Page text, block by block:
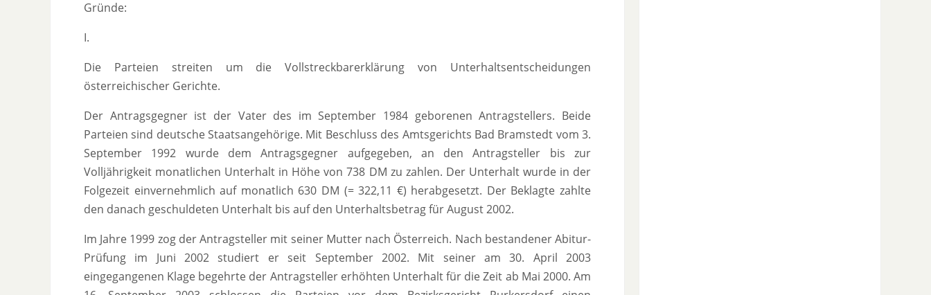
Gründe:
I.
Die Parteien streiten um die Vollstreckbarerklärung von Unterhaltsentscheidungen
österreichischer Gerichte.
Der Antragsgegner ist der Vater des im September 1984 geborenen Antragstellers. Beide
Parteien sind deutsche Staatsangehörige. Mit Beschluss des Amtsgerichts Bad Bramstedt vom 3.
September 1992 wurde dem Antragsgegner aufgegeben, an den Antragsteller bis zur
Volljährigkeit monatlichen Unterhalt in Höhe von 738 DM zu zahlen. Der Unterhalt wurde in der
Folgezeit einvernehmlich auf monatlich 630 DM (= 322,11 €) herabgesetzt. Der Beklagte zahlte
den danach geschuldeten Unterhalt bis auf den Unterhaltsbetrag für August 2002.
Im Jahre 1999 zog der Antragsteller mit seiner Mutter nach Österreich. Nach bestandener Abitur-
Prüfung im Juni 2002 studiert er seit September 2002. Mit seiner am 30. April 2003
eingegangenen Klage begehrte der Antragsteller erhöhten Unterhalt für die Zeit ab Mai 2000. Am